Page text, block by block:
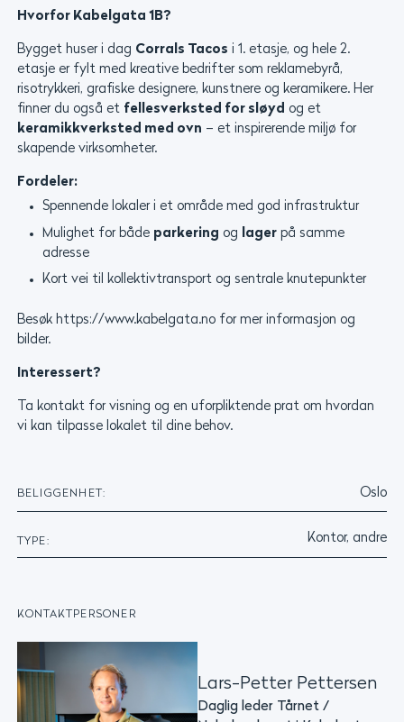
Hvorfor Kabelgata 1B?
Bygget huser i dag Corrals Tacos i 1. etasje, og hele 2.
etasje er fylt med kreative bedrifter som reklamebyrå,
risotrykkeri, grafiske designere, kunstnere og keramikere. Her
finner du også et fellesverksted for sløyd og et
keramikkverksted med ovn – et inspirerende miljø for
skapende virksomheter.
Fordeler:
Spennende lokaler i et område med god infrastruktur
Mulighet for både parkering og lager på samme
adresse
Kort vei til kollektivtransport og sentrale knutepunkter
Besøk https://www.kabelgata.no for mer informasjon og
bilder.
Interessert?
Ta kontakt for visning og en uforpliktende prat om hvordan
vi kan tilpasse lokalet til dine behov.
BELIGGENHET: Oslo
TYPE: Kontor, andre
KONTAKTPERSONER
Lars-Petter Pettersen
Daglig leder Tårnet /